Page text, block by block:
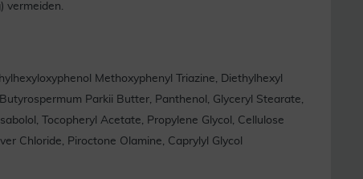
vermeiden.
Methoxyphenyl Triazine, Diethylhexyl
Parkii Butter, Panthenol, Glyceryl Stearate,
Tocopheryl Acetate, Propylene Glycol, Cellulose
Chloride, Piroctone Olamine, Caprylyl Glycol